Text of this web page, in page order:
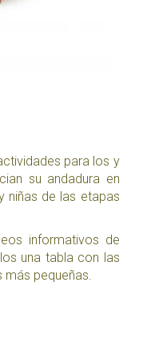
para los y
su andadura en
niñas de las etapas
informativos de
una tabla con las
pequeñas.